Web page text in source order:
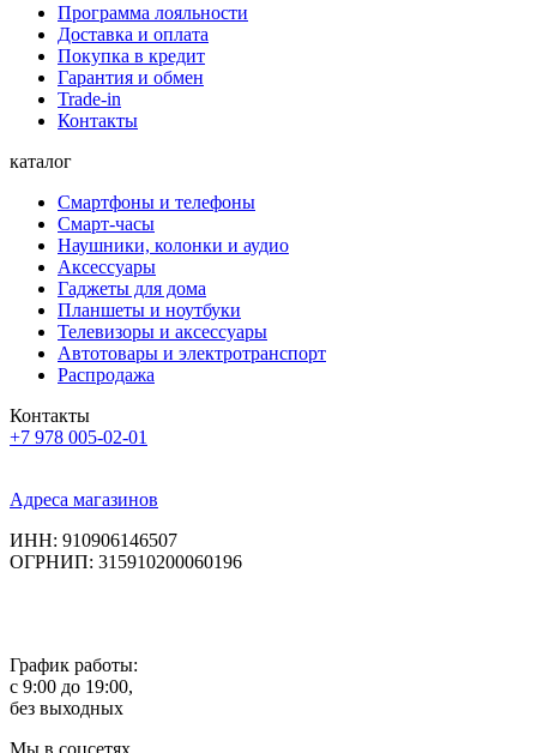
Программа лояльности
Доставка и оплата
Покупка в кредит
Гарантия и обмен
Trade-in
Контакты
каталог
Смартфоны и телефоны
Смарт-часы
Наушники, колонки и аудио
Аксессуары
Гаджеты для дома
Планшеты и ноутбуки
Телевизоры и аксессуары
Автотовары и электротранспорт
Распродажа
Контакты
+7 978 005-02-01
Адреса магазинов
ИНН: 910906146507
ОГРНИП: 315910200060196
График работы:
с 9:00 до 19:00,
без выходных
Мы в соцсетях